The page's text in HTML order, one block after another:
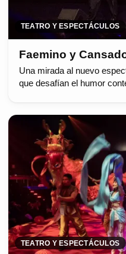
TEATRO Y ESPECTÁCULOS
Faemino y
Una mirada al nuevo
que desafían el humor
TEATRO Y ESPECTÁCULOS